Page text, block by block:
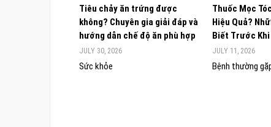
Tiêu chảy ăn trứng được
không? Chuyên gia giải đáp và
hướng dẫn chế độ ăn phù hợp
JULY 30, 2026
Sức khỏe
Thuốc Mọc
Hiệu Quả?
Biết Trước Khi
JULY 11, 2026
Bệnh thường